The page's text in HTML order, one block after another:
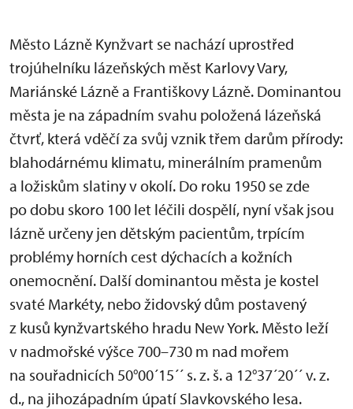
Město Lázně Kynžvart se nachází uprostřed
trojúhelníku lázeňských měst Karlovy Vary,
Mariánské Lázně a Františkovy Lázně. Dominantou
města je na západním svahu položená lázeňská
čtvrť, která vděčí za svůj vznik třem darům přírody:
blahodárnému klimatu, minerálním pramenům
a ložiskům slatiny v okolí. Do roku 1950 se zde
po dobu skoro 100 let léčili dospělí, nyní však jsou
lázně určeny jen dětským pacientům, trpícím
problémy horních cest dýchacích a kožních
onemocnění. Další dominantou města je kostel
svaté Markéty, nebo židovský dům postavený
z kusů kynžvartského hradu New York. Město leží
v nadmořské výšce 700–730 m nad mořem
na souřadnicích 50°00´15´´ s. z. š. a 12°37´20´´ v. z.
d., na jihozápadním úpatí Slavkovského lesa.